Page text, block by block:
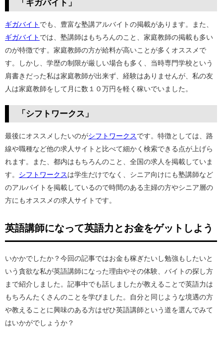
「ギガバイト」
ギガバイト でも、豊富な塾講アルバイトの掲載があります。また、
ギガバイト では、塾講師はもちろんのこと、家庭教師の掲載も多い
のが特徴です。家庭教師の方が給料が高いことが多くオススメで
す。しかし、学歴の制限が厳しい場合も多く、当時専門学校という
肩書きだった私は家庭教師が出来ず、経験はありませんが、私の友
人は家庭教師をして月に数１０万円を軽く稼いでいました。
「シフトワークス」
最後にオススメしたいのがシフトワークス です。特徴としては、路
線や職種など他の求人サイトと比べて細かく検索できる点が上げら
れます。また、都内はもちろんのこと、全国の求人を掲載していま
す。 シフトワークス は学生だけでなく、シニア向けにも塾講師など
のアルバイトを掲載しているので時間のある主婦の方やシニア層の
方にもオススメの求人サイトです。
英語講師になって英語力とお金をゲットしよう
いかかでしたか？今回の記事ではお金も稼ぎたいし勉強もしたいと
いう貪欲な私が英語講師になった理由やその体験、バイトの探し方
まで紹介しました。記事中でも話しましたが教えることで英語力は
もちろんたくさんのことを学びました。自分と同じような境遇の方
や教えることに興味のある方はぜひ英語講師という道を選んでみて
はいかがでしょうか？